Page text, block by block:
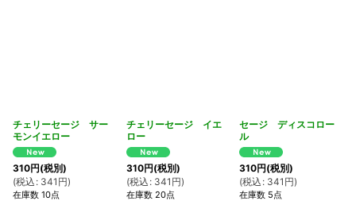
チェリーセージ サー
モンイエロー
310円(税別)
(税込 : 341 円)
在庫数 10点
チェリーセージ イエ
ロー
310円(税別)
(税込 : 341 円)
在庫数 20点
セージ ディスコロー
ル
310円(税別)
(税込 : 341 円)
在庫数 5点